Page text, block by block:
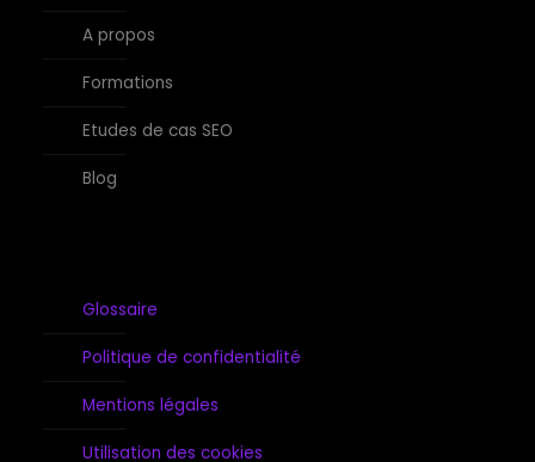
A propos
Formations
Etudes de cas SEO
Blog
Glossaire
Politique de confidentialité
Mentions légales
Utilisation des cookies